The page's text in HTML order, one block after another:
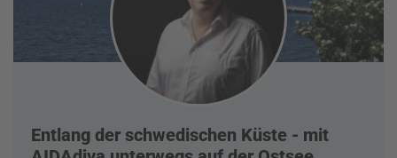
Entlang der schwedischen Küste - mit